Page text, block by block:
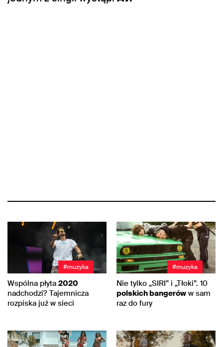
#muzyka
Wspólna płyta 2020
nadchodzi? Tajemnicza
rozpiska już w sieci
#muzyka
Nie tylko „SIRI” i „Tłoki”. 10
polskich bangerów w sam
raz do fury